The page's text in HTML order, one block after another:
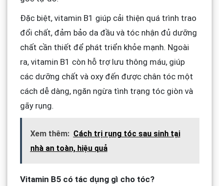
Đặc biệt, vitamin B1 giúp cải thiện quá trình trao
đổi chất, đảm bảo da đầu và tóc nhận đủ dưỡng
chất cần thiết để phát triển khỏe mạnh. Ngoài
ra, vitamin B1 còn hỗ trợ lưu thông máu, giúp
các dưỡng chất và oxy đến được chân tóc một
cách dễ dàng, ngăn ngừa tình trạng tóc giòn và
gãy rụng.
Xem thêm: Cách trị rụng tóc sau sinh tại
nhà an toàn, hiệu quả
Vitamin B5 có tác dụng gì cho tóc?